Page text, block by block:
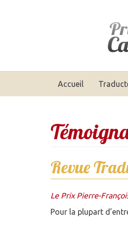
Accueil
Revue
Le Prix Pierre-
Pour la plupart